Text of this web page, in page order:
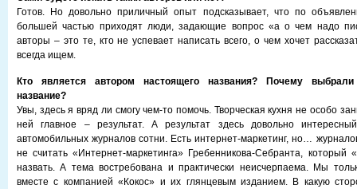
Готов. Но довольно приличный опыт подсказывает, что по
большей частью приходят люди, задающие вопрос «а о чем надо
авторы – это те, кто не успевает написать всего, о чем хочет
всегда ищем.
Кто является автором настоящего названия? Почему выбрали
название?
Увы, здесь я вряд ли смогу чем-то помочь. Творческая кухня не особо
ней главное – результат. А результат здесь довольно
автомобильных журналов сотни. Есть интернет-маркетинг, но…
не считать «Интернет-маркетинга» Гребенникова-Себранта, который
назвать. А тема востребована и практически неисчерпаема. Мы
вместе с компанией «Кокос» и их глянцевым изданием. В какую